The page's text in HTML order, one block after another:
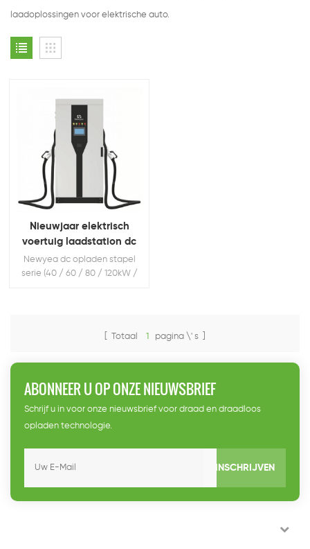
laadoplossingen voor elektrische auto.
Nieuwjaar elektrisch
voertuig laadstation dc
lader stapel serie
Newyea dc opladen stapel
serie (40 / 60 / 80 / 120kW /
[ Totaal 1 pagina \' s ]
ABONNEER U OP ONZE NIEUWSBRIEF
Schrijf u in voor onze nieuwsbrief voor draad en draadloos
opladen technologie.
INSCHRIJVEN